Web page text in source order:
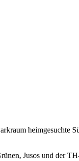
heimgesuchte
Jusos und der